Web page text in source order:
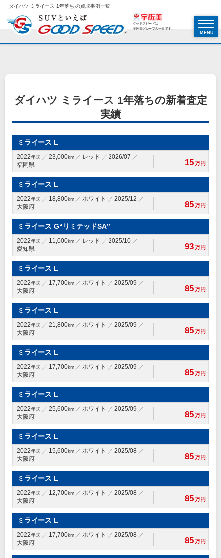
ダイハツ ミライース 1年落ち の買取事例一覧
グッドスピードは
宇佐美グループの一員です。
MENU
ダイハツ ミライース 1年落ちの新着査定
実績
ミライース L
2022年式 23,000km レッド
2026/07
福岡県
15万円
ミライース L
2022年式 18,800km ホワイト
2025/12
大阪府
85万円
ミライース G“リミテッドSA”
2022年式 11,000km レッド
2025/10
愛知県
93万円
ミライース L
2022年式 17,700km ホワイト
2025/09
大阪府
85万円
ミライース L
2022年式 21,800km ホワイト
2025/09
大阪府
85万円
ミライース L
2022年式 17,700km ホワイト
2025/09
大阪府
85万円
ミライース L
2022年式 25,600km ホワイト
2025/09
大阪府
85万円
ミライース L
2022年式 15,600km ホワイト
2025/08
大阪府
85万円
ミライース L
2022年式 12,700km ホワイト
2025/08
大阪府
85万円
ミライース L
2022年式 17,700km ホワイト
2025/08
大阪府
85万円